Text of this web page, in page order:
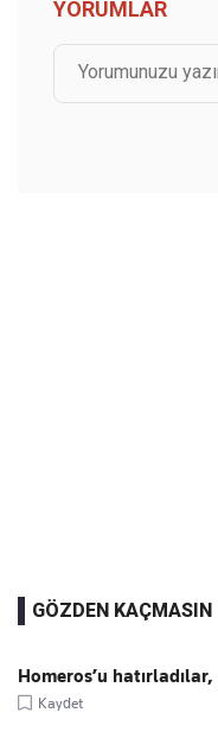
YORUMLAR
GÖZDEN KAÇMASIN
Homeros’u
Kaydet